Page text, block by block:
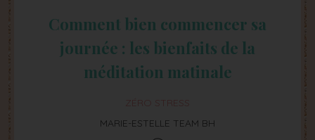
Comment bien commencer sa
journée : les bienfaits de la
méditation matinale
MARIE-ESTELLE TEAM BH